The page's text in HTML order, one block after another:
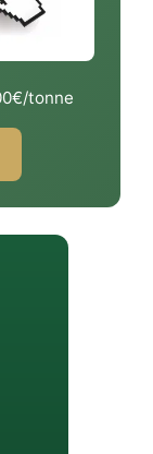
tonne